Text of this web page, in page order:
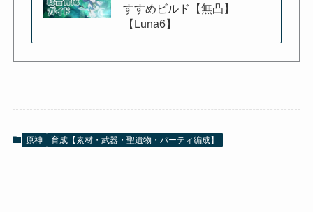
すすめビルド【無凸】
【Luna6】
原神 育成【素材・武器・聖遺物・パーティ編成】